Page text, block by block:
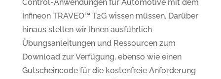
Control-Anwendungen für Automotive mit dem
Infineon TRAVEO™ T2G wissen müssen. Darüber
hinaus stellen wir Ihnen ausführlich
Übungsanleitungen und Ressourcen zum
Download zur Verfügung, ebenso wie einen
Gutscheincode für die kostenfreie Anforderung